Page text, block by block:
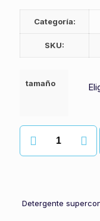
Categoría:
SKU:
tamaño
Lavavajillas
ultrapon
Detergente